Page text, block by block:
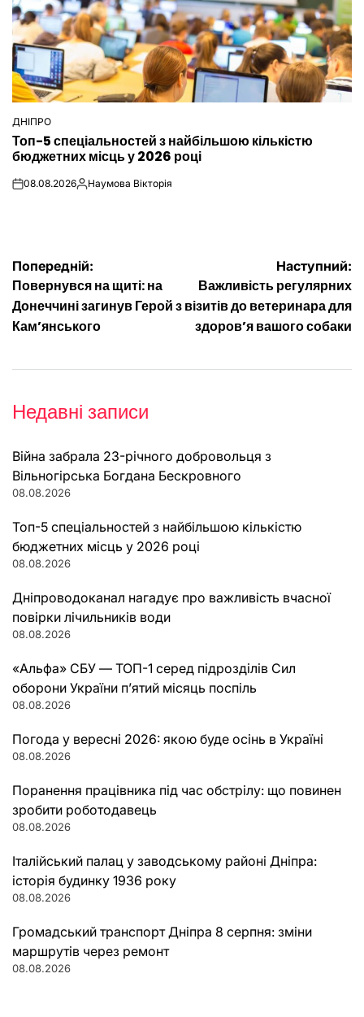
ОПУБЛІКУВАТИ
ДНІПРО
Топ-5 спеціальностей з найбільшою кількістю
бюджетних місць у 2026 році
on08.08.2026Опубліковано
Наумова Вікторія
Навігація
записів
Попередній:
Повернувся на щиті: на
Донеччині загинув Герой з
Кам’янського
Наступний:
Важливість регулярних
візитів до ветеринара для
здоров’я вашого собаки
Недавні записи
Війна забрала 23-річного добровольця з
Вільногірська Богдана Бескровного
08.08.2026
Топ-5 спеціальностей з найбільшою кількістю
бюджетних місць у 2026 році
08.08.2026
Дніпроводоканал нагадує про важливість вчасної
повірки лічильників води
08.08.2026
«Альфа» СБУ — ТОП-1 серед підрозділів Сил
оборони України п’ятий місяць поспіль
08.08.2026
Погода у вересні 2026: якою буде осінь в Україні
08.08.2026
Поранення працівника під час обстрілу: що повинен
зробити роботодавець
08.08.2026
Італійський палац у заводському районі Дніпра:
історія будинку 1936 року
08.08.2026
Громадський транспорт Дніпра 8 серпня: зміни
маршрутів через ремонт
08.08.2026